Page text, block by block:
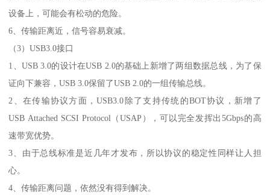
设备上，可能会有松动的危险。
6、传输距离近，信号容易衰减。
（3）USB3.0接口
1、USB 3.0的设计在USB 2.0的基础上新增了两组数据总线，为了保
证向下兼容，USB 3.0保留了USB 2.0的一组传输总线。
2、在传输协议方面，USB3.0除了支持传统的BOT协议，新增了
USB Attached SCSI Protocol（USAP），可以完全发挥出5Gbps的高
速带宽优势。
3、由于总线标准是近几年才发布，所以协议的稳定性同样让人担
心。
4、传输距离问题，依然没有得到解决。